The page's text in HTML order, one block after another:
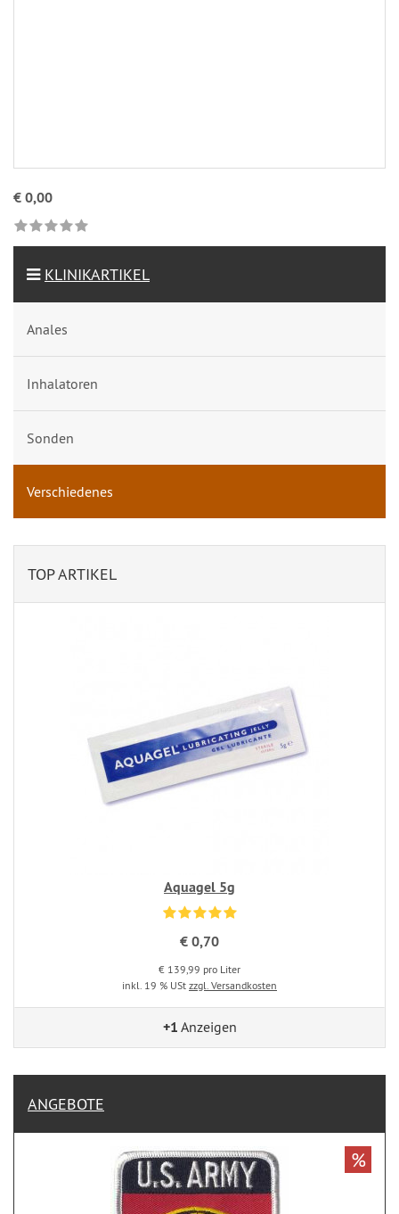
€ 0,00
KLINIKARTIKEL
Anales
Inhalatoren
Sonden
Verschiedenes
TOP ARTIKEL
Aquagel 5g
€ 0,70
€ 139,99 pro Liter
inkl. 19 % USt zzgl. Versandkosten
+1 Anzeigen
ANGEBOTE
%